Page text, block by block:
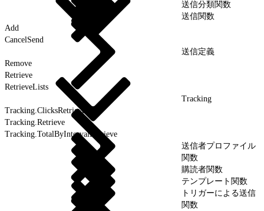
送信分類関数
送信関数
Add
CancelSend
送信定義
Remove
Retrieve
RetrieveLists
Tracking
Tracking.ClicksRetrieve
Tracking.Retrieve
Tracking.TotalByIntervalRetrieve
送信者プロファイル
関数
購読者関数
テンプレート関数
トリガーによる送信
関数